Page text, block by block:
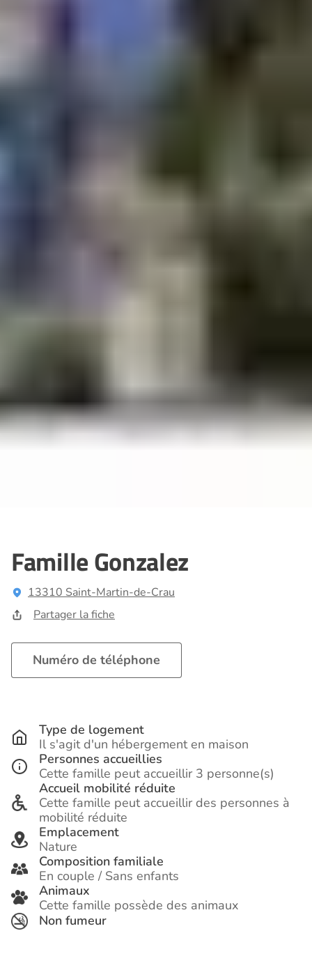
Famille Gonzalez
13310 Saint-Martin-de-Crau
Partager la fiche
Numéro de téléphone
Type de logement
Il s'agit d'un hébergement en maison
Personnes accueillies
Cette famille peut accueillir 3 personne(s)
Accueil mobilité réduite
Cette famille peut accueillir des personnes à
mobilité réduite
Emplacement
Nature
Composition familiale
En couple / Sans enfants
Animaux
Cette famille possède des animaux
Non fumeur